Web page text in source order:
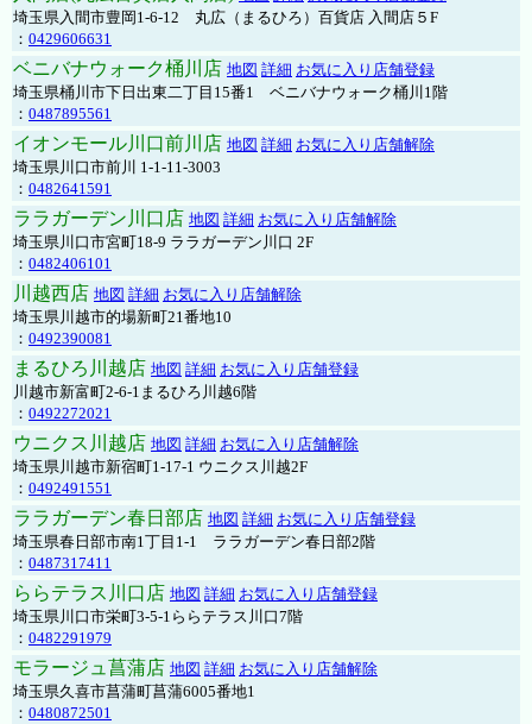
埼玉県入間市豊岡1-6-12 丸広（まるひろ）百貨店 入間店５F
： 0429606631
ベニバナウォーク桶川店 地図 詳細 お気に入り店舗登録
埼玉県桶川市下日出東二丁目15番1 ベニバナウォーク桶川1階
： 0487895561
イオンモール川口前川店 地図 詳細 お気に入り店舗解除
埼玉県川口市前川 1-1-11-3003
： 0482641591
ララガーデン川口店 地図 詳細 お気に入り店舗解除
埼玉県川口市宮町18-9 ララガーデン川口 2F
： 0482406101
川越西店 地図 詳細 お気に入り店舗解除
埼玉県川越市的場新町21番地10
： 0492390081
まるひろ川越店 地図 詳細 お気に入り店舗登録
川越市新富町2-6-1まるひろ川越6階
： 0492272021
ウニクス川越店 地図 詳細 お気に入り店舗解除
埼玉県川越市新宿町1-17-1 ウニクス川越2F
： 0492491551
ララガーデン春日部店 地図 詳細 お気に入り店舗登録
埼玉県春日部市南1丁目1-1 ララガーデン春日部2階
： 0487317411
ららテラス川口店 地図 詳細 お気に入り店舗登録
埼玉県川口市栄町3-5-1ららテラス川口7階
： 0482291979
モラージュ菖蒲店 地図 詳細 お気に入り店舗解除
埼玉県久喜市菖蒲町菖蒲6005番地1
： 0480872501